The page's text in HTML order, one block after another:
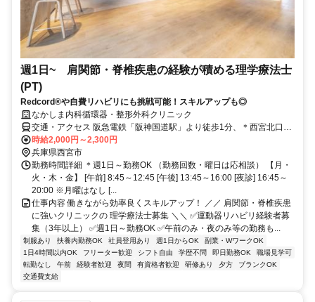
週1日~ 肩関節・脊椎疾患の経験が積める理学療法士
(PT)
Redcord®や自費リハビリにも挑戦可能！スキルアップも◎
なかしま内科循環器・整形外科クリニック
交通・アクセス 阪急電鉄「阪神国道駅」より徒歩1分、＊西宮北口駅
から1駅 ＊JR「西宮駅」より徒歩13分・自転車で3分（駐輪場あり）
時給2,000円～2,300円
兵庫県西宮市
勤務時間詳細 ＊週1日～勤務OK （勤務回数・曜日は応相談） 【月・
火・木・金】 [午前] 8:45～12:45 [午後] 13:45～16:00 [夜診] 16:45～
20:00 ※月曜はなし [...
仕事内容 働きながら効率良くスキルアップ！ ／／ 肩関節・脊椎疾患
に強いクリニックの 理学療法士募集 ＼＼ ✅運動器リハビリ経験者募
集（3年以上） ✅週1日～勤務OK ✅午前のみ・夜のみ等の勤務も...
制服あり 扶養内勤務OK 社員登用あり 週1日からOK
副業・WワークOK
1日4時間以内OK
フリーター歓迎 シフト自由 学歴不問 即日勤務OK
職場見学可
転勤なし
午前 経験者歓迎 夜間 有資格者歓迎 研修あり 夕方
ブランクOK
交通費支給